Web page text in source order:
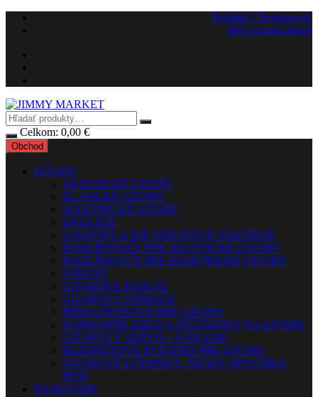
Preskočiť
Prihlásiť / Registrovať
Môj zoznam želaní
Celkom: 0,00 €
Obchod
GITARY
AKUSTICKÉ GITARY
KLASICKÉ GITARY
ELEKTRICKÉ GITARY
UKULELE
COUNTRY A INÉ STRUNOVÉ NÁSTROJE
ZOSILŇOVAČE PRE AKUSTICKÉ GITARY
ZOSILŇOVAČE PRE ELEKTRICKÉ GITARY
STRUNY
GITAROVÉ EFEKTY
GITAROVÉ SNÍMAČE
PRÍSLUŠENSTVO PRE GITARY
NÁHRADNÉ DIELY A SÚČIASTKY NA GITARY
GITAROVÝ SERVIS – NÁRADIE
BEZDRÔTOVÉ SYSTÉMY PRE GITARY
GITAROVÉ UČEBNICE, ŠKOLY, SPEVNÍKY,
DVD
BASGITARY